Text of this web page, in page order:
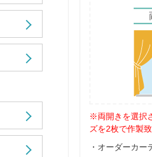
※両開きを選択
ズを2枚で作製致
・オーダーカ